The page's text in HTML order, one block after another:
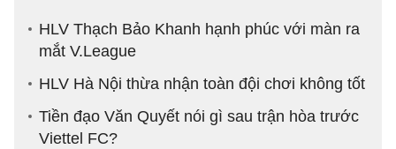
HLV Thạch Bảo Khanh hạnh phúc với màn ra
mắt V.League
HLV Hà Nội thừa nhận toàn đội chơi không tốt
Tiền đạo Văn Quyết nói gì sau trận hòa trước
Viettel FC?